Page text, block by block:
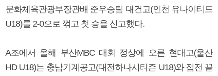
문화체육관광부장관배 준우승팀 대건고(인천 유나이티드
U18)를 2-0으로 꺾고 첫 승을 신고했다.
A조에서 올해 부산MBC 대회 정상에 오른 현대고(울산
HD U18)는 충남기계공고(대전하나시티즌 U18)와 접전 끝